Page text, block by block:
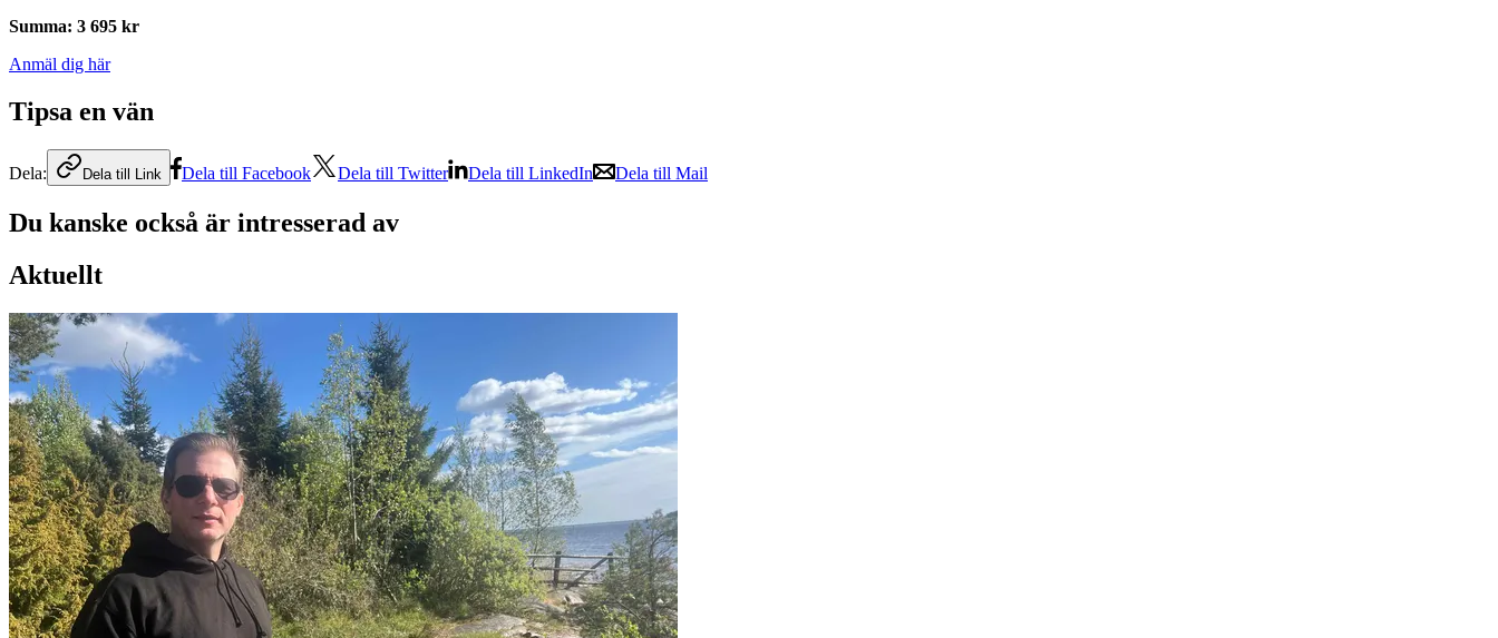
Summa: 3 695 kr
Anmäl dig här
Tipsa en vän
Dela: Dela till Link Dela till Facebook Dela till Twitter Dela till LinkedIn Dela till Mail
Du kanske också är intresserad av
Aktuellt